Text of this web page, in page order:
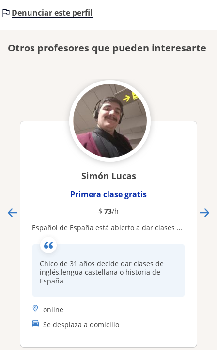
Denunciar este perfil
Otros profesores que pueden interesarte
Simón Lucas
Primera clase gratis
$ 73/h
Español de España está abierto a dar clases online tanto de español como de inglés,también podría darse algo de historia de España
Chico de 31 años decide dar clases de
inglés,lengua castellana o historia de
España...
online
Se desplaza a domicilio